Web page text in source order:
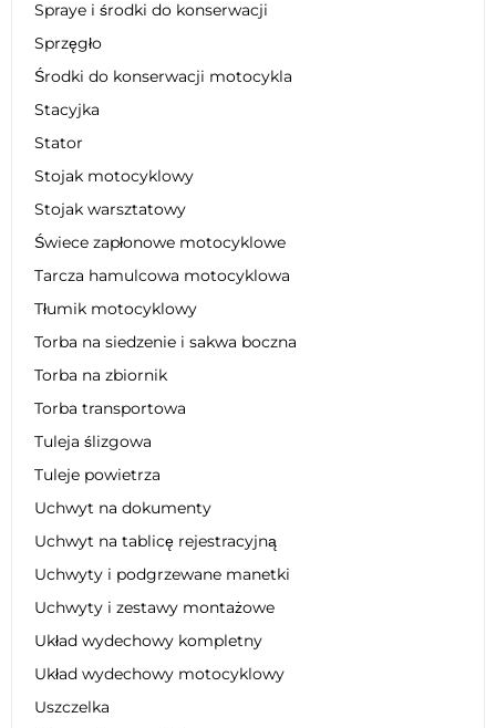
Spraye i środki do konserwacji
Sprzęgło
Środki do konserwacji motocykla
Stacyjka
Stator
Stojak motocyklowy
Stojak warsztatowy
Świece zapłonowe motocyklowe
Tarcza hamulcowa motocyklowa
Tłumik motocyklowy
Torba na siedzenie i sakwa boczna
Torba na zbiornik
Torba transportowa
Tuleja ślizgowa
Tuleje powietrza
Uchwyt na dokumenty
Uchwyt na tablicę rejestracyjną
Uchwyty i podgrzewane manetki
Uchwyty i zestawy montażowe
Układ wydechowy kompletny
Układ wydechowy motocyklowy
Uszczelka